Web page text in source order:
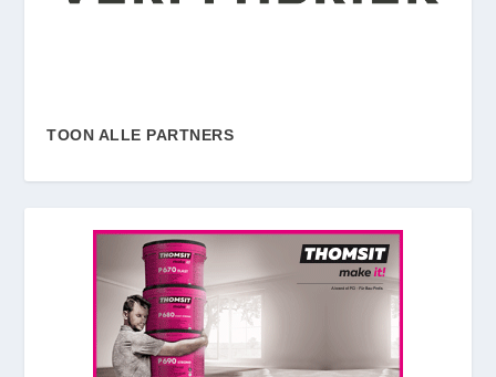
TOON ALLE PARTNERS